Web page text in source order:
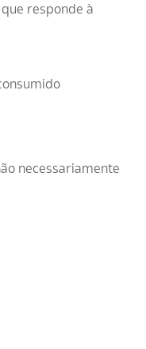
responde à
necessariamente